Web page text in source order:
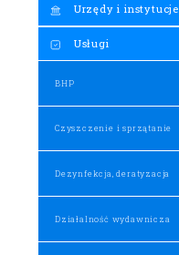
Urzędy i instytucje
Usługi
BHP
Czyszczenie i sprzątanie
Dezynfekcja, deratyzacja
Działalność wydawnicza